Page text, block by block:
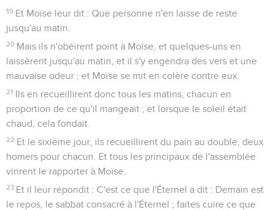
19 Et Moïse leur dit : Que personne n'en laisse de reste
jusqu'au matin.
20 Mais ils n'obéirent point à Moïse, et quelques-uns en
laissèrent jusqu'au matin, et il s'y engendra des vers et une
mauvaise odeur ; et Moïse se mit en colère contre eux.
21 Ils en recueillirent donc tous les matins, chacun en
proportion de ce qu'il mangeait ; et lorsque le soleil était
chaud, cela fondait.
22 Et le sixième jour, ils recueillirent du pain au double, deux
homers pour chacun. Et tous les principaux de l'assemblée
vinrent le rapporter à Moïse.
23 Et il leur répondit : C'est ce que l'Éternel a dit : Demain est
le repos, le sabbat consacré à l'Éternel ; faites cuire ce que